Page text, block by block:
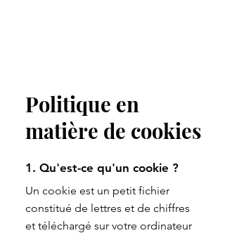
Politique en
matière de cookies
1. Qu'est-ce qu'un cookie ?
Un cookie est un petit fichier
constitué de lettres et de chiffres
et téléchargé sur votre ordinateur